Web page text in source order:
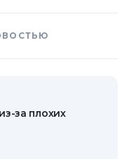
за плохих